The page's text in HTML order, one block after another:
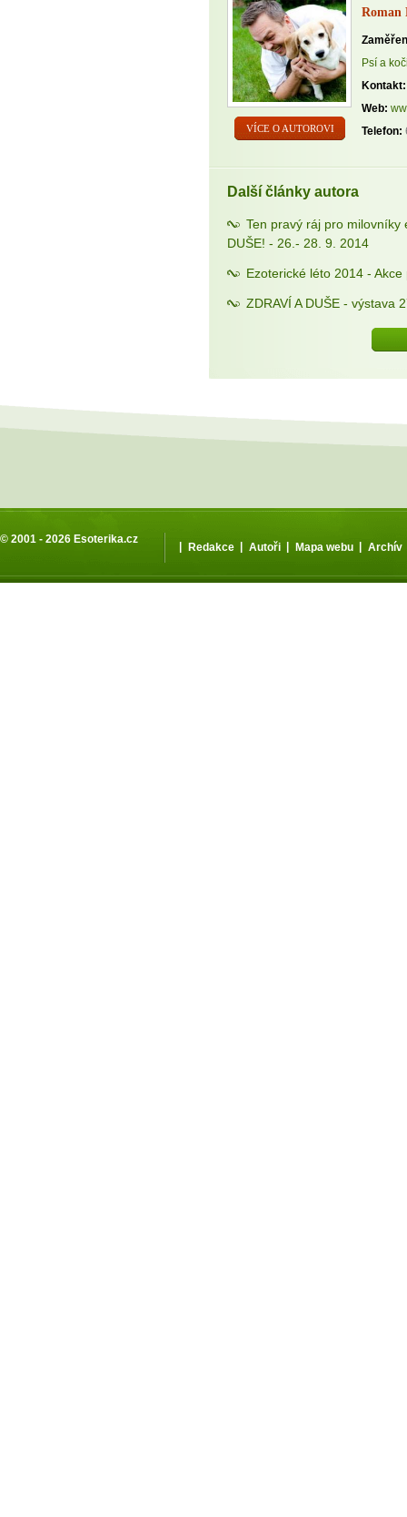
VÍCE O AUTOROVI
Psí a
Kontakt:
Web:
Telefon:
Další články autora
Ten pravý ráj pro milovníky
DUŠE! - 26.- 28. 9. 2014
Ezoterické léto 2014 -
ZDRAVÍ A DUŠE - výstava
© 2001 - 2026 Esoterika.cz
| Redakce | Autoři | Mapa webu | Archív